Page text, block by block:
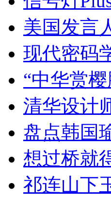
美国发言
现代密码
“中华赏
清华设计
盘点韩国
想过桥就
祁连山下